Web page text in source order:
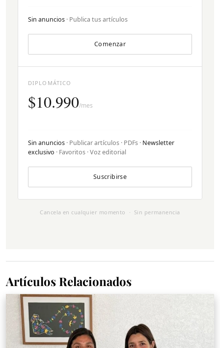
Sin anuncios · Publica tus artículos
Comenzar
DIPLOMÁTICO
$10.990/mes
Sin anuncios · Publicar artículos · PDFs · Newsletter
exclusivo · Favoritos · Voz editorial
Suscribirse
Cancela en cualquier momento · Sin permanencia
Artículos Relacionados